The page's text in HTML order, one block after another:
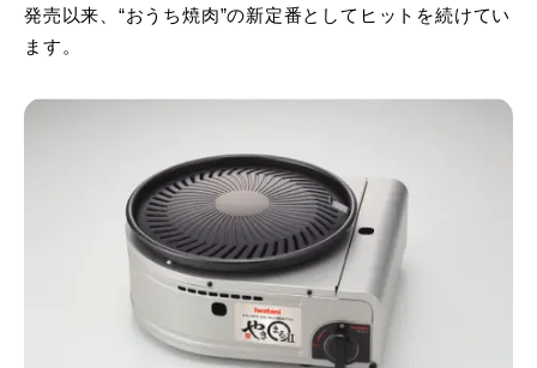
発売以来、“おうち焼肉”の新定番としてヒットを続けてい
ます。